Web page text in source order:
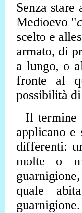
Senza stare
Medioevo "
scelto e
armato, di
a lungo, o
fronte al
possibilità
Il termine
applicano e
differenti:
molte o
quale